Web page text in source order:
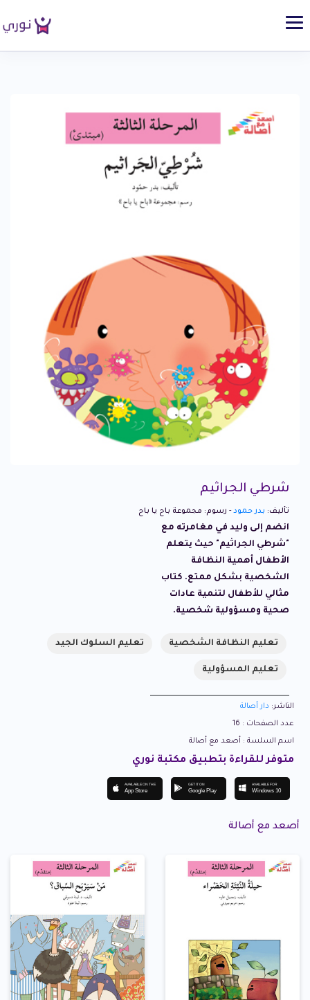
شرطي الجراثيم
تأليف: بدر حمود - رسوم: مجموعة باح يا باح
انضم إلى وليد في مغامرته مع
"شرطي الجراثيم" حيث يتعلم
الأطفال أهمية النظافة
الشخصية بشكل ممتع. كتاب
مثالي للأطفال لتنمية عادات
صحية ومسؤولية شخصية.
تعليم النظافة الشخصية تعليم السلوك الجيد
تعليم المسؤولية
الناشر: دار أصالة
عدد الصفحات : 16
اسم السلسة : أصعد مع أصالة
متوفر للقراءة بتطبيق مكتبة نوري
AVAILABLE ON THE
App Store
GET IT ON
Google Play
AVAILABLE FOR
Windows 10
أصعد مع أصالة